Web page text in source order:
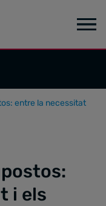
entre la necessitat
i els